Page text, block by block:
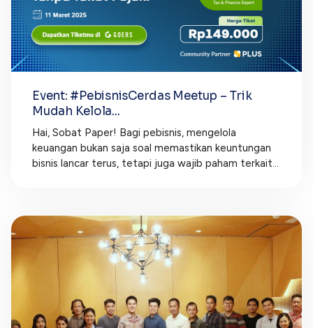
Event: #PebisnisCerdas Meetup – Trik
Mudah Kelola...
Hai, Sobat Paper! Bagi pebisnis, mengelola
keuangan bukan saja soal memastikan keuntungan
bisnis lancar terus, tetapi juga wajib paham terkait...